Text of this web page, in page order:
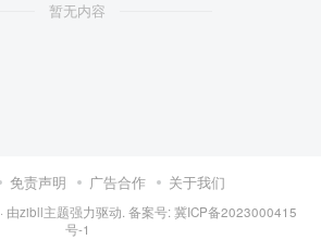
暂无内容
免责声明 广告合作 关于我们
· 由zibll主题强力驱动. 备案号: 冀ICP备2023000415
号-1